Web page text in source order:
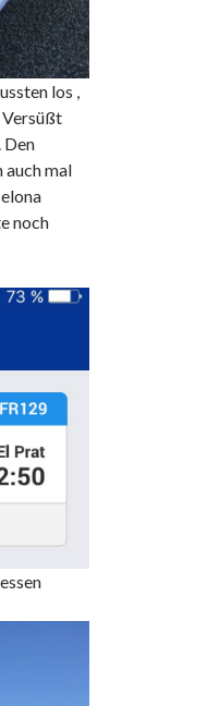
los ,
Versüßt
Den
auch mal
noch